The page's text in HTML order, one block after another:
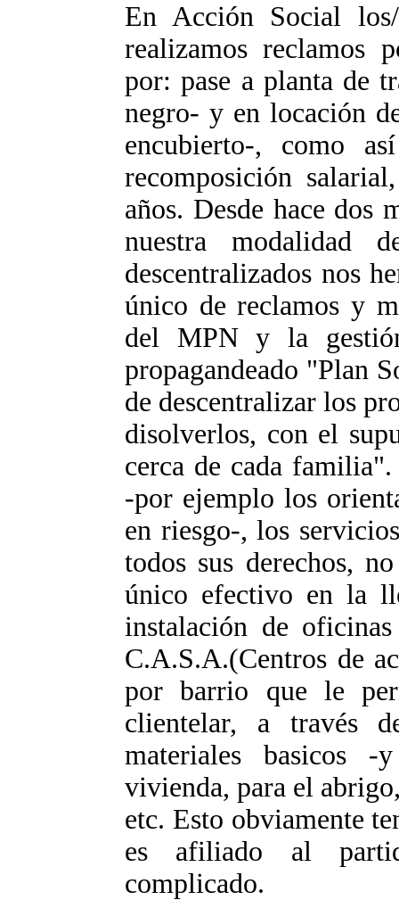
En Acción Social
realizamos reclamos
por: pase a planta de
negro- y en locación
encubierto-, como
recomposición
años. Desde hace dos
nuestra modalidad
descentralizados nos
único de reclamos y
del MPN y la
propagandeado "Plan
de descentralizar los
disolverlos, con el
cerca de cada
-por ejemplo los
en riesgo-, los
todos sus derechos,
único efectivo en la
instalación de
C.A.S.A.(Centros de
por barrio que le
clientelar, a través
materiales basicos
vivienda, para el
etc. Esto obviamente
es afiliado al
complicado.